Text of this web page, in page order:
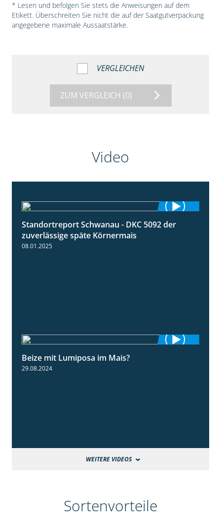
* Lesen und befolgen Sie stets die Anweisungen auf dem
Etikett. Überschreiten Sie nicht die auf der Saatgutverpackung
angegebene maximale Aussaatstärke.
VERGLEICHEN
ZUM VERGLEICH (0)
Video
1:18
Standortreport Schwanau - DKC 5092 der
zuverlässige späte Körnermais
08.01.2025
Beize mit Lumiposa im Mais?
29.08.2024
WEITERE VIDEOS
Sortenvorteile